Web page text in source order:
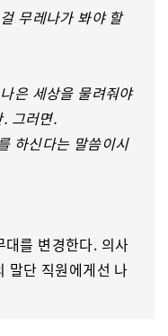
무레나가 봐야 할
은 세상을 물려줘야
그러면.
하신다는 말씀이시
를 변경한다. 의사
말단 직원에게선 나